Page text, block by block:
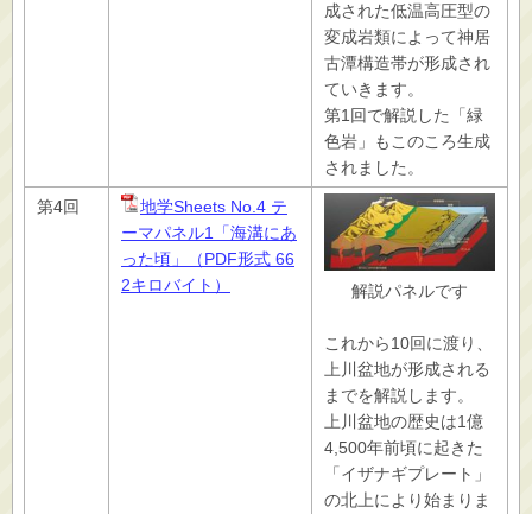
成された低温高圧型の
変成岩類によって神居
古潭構造帯が形成され
ていきます。
第1回で解説した「緑
色岩」もこのころ生成
されました。
第4回
地学Sheets No.4 テ
ーマパネル1「海溝にあ
った頃」（PDF形式 66
2キロバイト）
解説パネルです
これから10回に渡り、
上川盆地が形成される
までを解説します。
上川盆地の歴史は1億
4,500年前頃に起きた
「イザナギプレート」
の北上により始まりま